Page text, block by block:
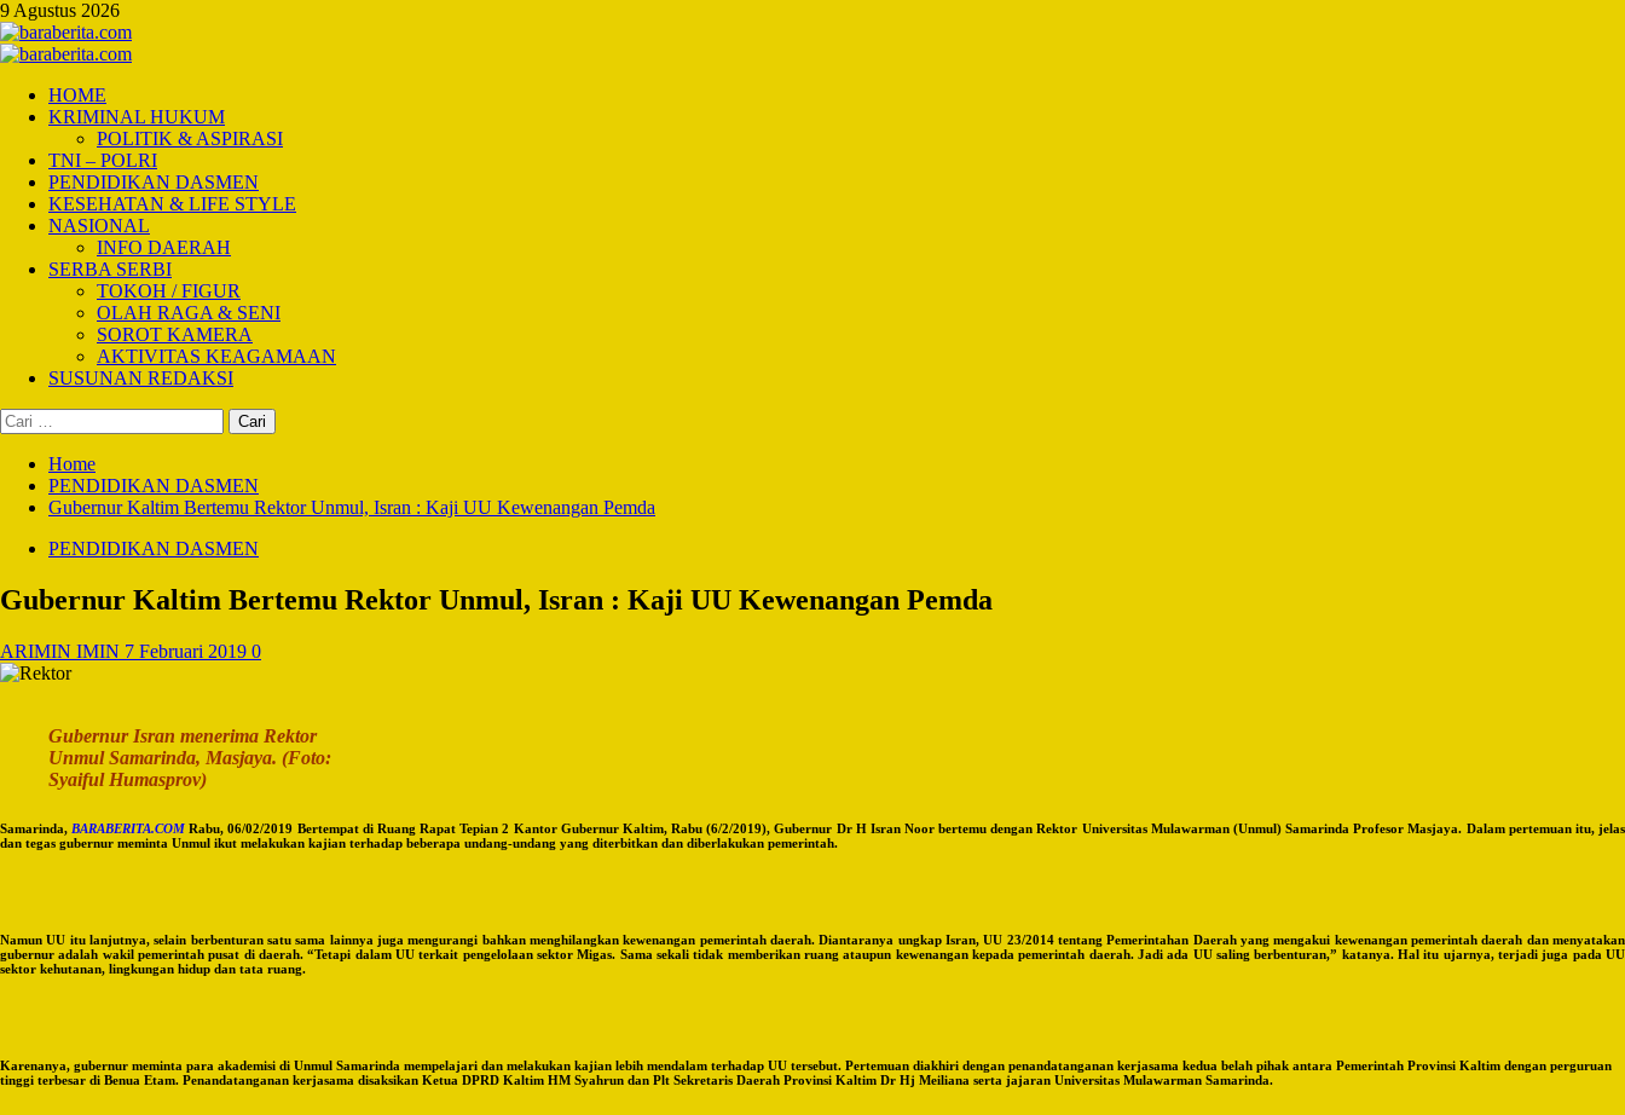
Skip
to
content
9 Agustus 2026
Primary
HOME
KRIMINAL HUKUM
POLITIK & ASPIRASI
TNI – POLRI
PENDIDIKAN DASMEN
KESEHATAN & LIFE STYLE
NASIONAL
INFO DAERAH
SERBA SERBI
TOKOH / FIGUR
OLAH RAGA & SENI
SOROT KAMERA
AKTIVITAS KEAGAMAAN
SUSUNAN REDAKSI
Cari
untuk:
Home
PENDIDIKAN DASMEN
Gubernur Kaltim Bertemu Rektor Unmul, Isran : Kaji UU Kewenangan Pemda
PENDIDIKAN DASMEN
Gubernur Kaltim Bertemu Rektor Unmul, Isran : Kaji UU Kewenangan Pemda
ARIMIN IMIN 7 Februari 2019 0
Gubernur Isran menerima Rektor
Unmul Samarinda, Masjaya. (Foto:
Syaiful Humasprov)
Samarinda, BARABERITA.COM Rabu, 06/02/2019 Bertempat di Ruang Rapat Tepian 2 Kantor Gubernur Kaltim, Rabu (6/2/2019), Gubernur Dr H Isran Noor bertemu dengan Rektor Universitas Mulawarman (Unmul) Samarinda Profesor Masjaya. Dalam pertemuan itu, jelas
dan tegas gubernur meminta Unmul ikut melakukan kajian terhadap beberapa undang-undang yang diterbitkan dan diberlakukan pemerintah.
Namun UU itu lanjutnya, selain berbenturan satu sama lainnya juga mengurangi bahkan menghilangkan kewenangan pemerintah daerah. Diantaranya ungkap Isran, UU 23/2014 tentang Pemerintahan Daerah yang mengakui kewenangan pemerintah daerah dan menyatakan
gubernur adalah wakil pemerintah pusat di daerah. “Tetapi dalam UU terkait pengelolaan sektor Migas. Sama sekali tidak memberikan ruang ataupun kewenangan kepada pemerintah daerah. Jadi ada UU saling berbenturan,” katanya. Hal itu ujarnya, terjadi juga pada UU
sektor kehutanan, lingkungan hidup dan tata ruang.
Karenanya, gubernur meminta para akademisi di Unmul Samarinda mempelajari dan melakukan kajian lebih mendalam terhadap UU tersebut. Pertemuan diakhiri dengan penandatanganan kerjasama kedua belah pihak antara Pemerintah Provinsi Kaltim dengan perguruan
tinggi terbesar di Benua Etam. Penandatanganan kerjasama disaksikan Ketua DPRD Kaltim HM Syahrun dan Plt Sekretaris Daerah Provinsi Kaltim Dr Hj Meiliana serta jajaran Universitas Mulawarman Samarinda.